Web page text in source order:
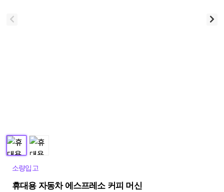
소량입고
휴대용 자동차 에스프레소 커피 머신